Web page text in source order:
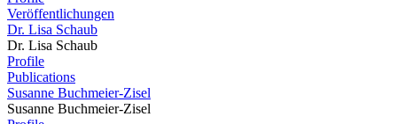
Veröffentlichungen
Dr. Lisa Schaub
Dr. Lisa Schaub
Profile
Publications
Susanne Buchmeier-Zisel
Susanne Buchmeier-Zisel